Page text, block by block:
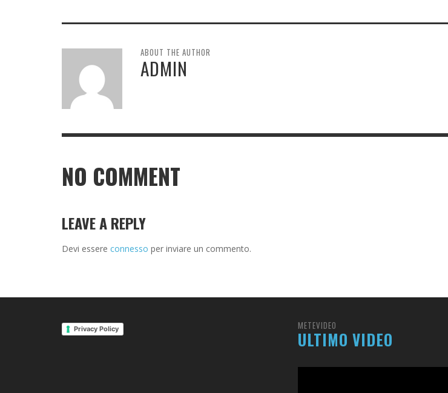
ABOUT THE AUTHOR
ADMIN
NO COMMENT
LEAVE A REPLY
Devi essere connesso per inviare un commento.
Privacy Policy METEVIDEO
ULTIMO VIDEO